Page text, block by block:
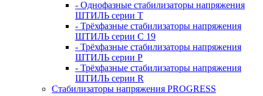
- Однофазные стабилизаторы напряжения
ШТИЛЬ серии T
- Трёхфазные стабилизаторы напряжения
ШТИЛЬ серии C 19
- Трёхфазные стабилизаторы напряжения
ШТИЛЬ серии P
- Трёхфазные стабилизаторы напряжения
ШТИЛЬ серии R
Стабилизаторы напряжения PROGRESS